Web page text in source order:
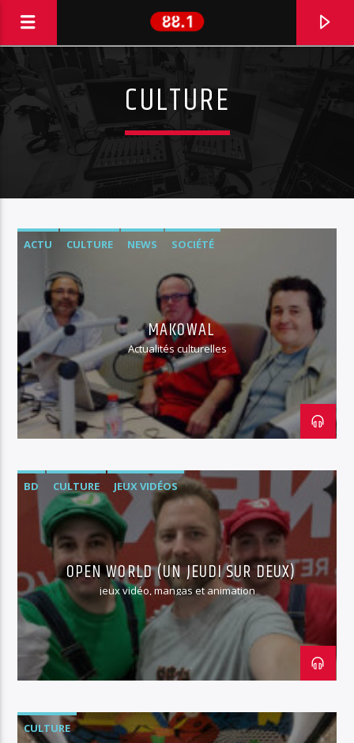
EN CE MOMENT
WOLF
SHOOT TO KILL
CULTURE
ACTU CULTURE NEWS SOCIÉTÉ
MAKOWAL
Actualités culturelles
BD CULTURE JEUX VIDÉOS
OPEN WORLD (UN JEUDI SUR DEUX)
jeux vidéo, mangas et animation
CULTURE